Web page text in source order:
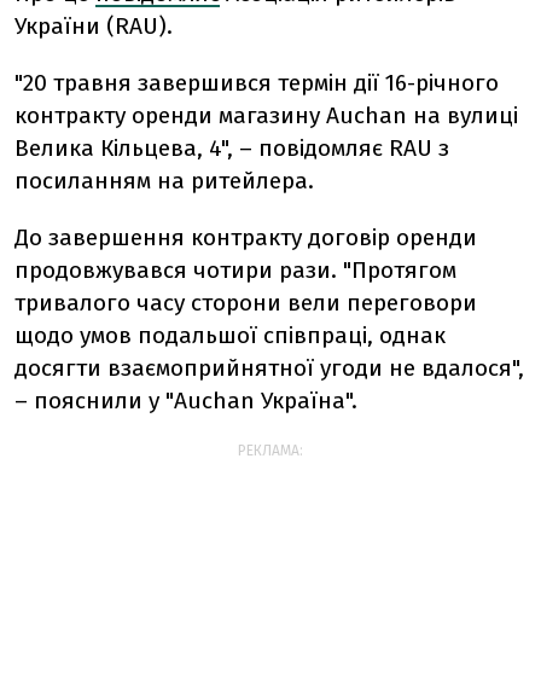
України (RAU).
"20 травня завершився термін дії 16-річного
контракту оренди магазину Auchan на вулиці
Велика Кільцева, 4", – повідомляє RAU з
посиланням на ритейлера.
До завершення контракту договір оренди
продовжувався чотири рази. "Протягом
тривалого часу сторони вели переговори
щодо умов подальшої співпраці, однак
досягти взаємоприйнятної угоди не вдалося",
– пояснили у "Auchan Україна".
РЕКЛАМА: